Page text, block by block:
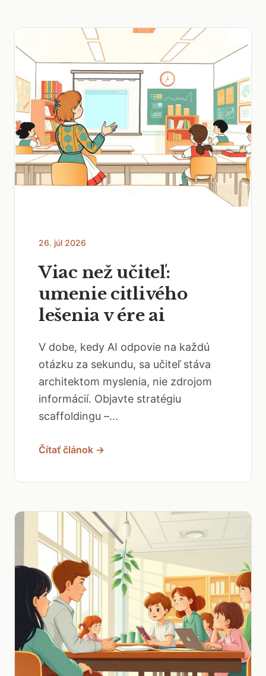
26. júl 2026
Viac než učiteľ:
umenie citlivého
lešenia v ére ai
V dobe, kedy AI odpovie na každú
otázku za sekundu, sa učiteľ stáva
architektom myslenia, nie zdrojom
informácií. Objavte stratégiu
scaffoldingu –...
Čítať článok →